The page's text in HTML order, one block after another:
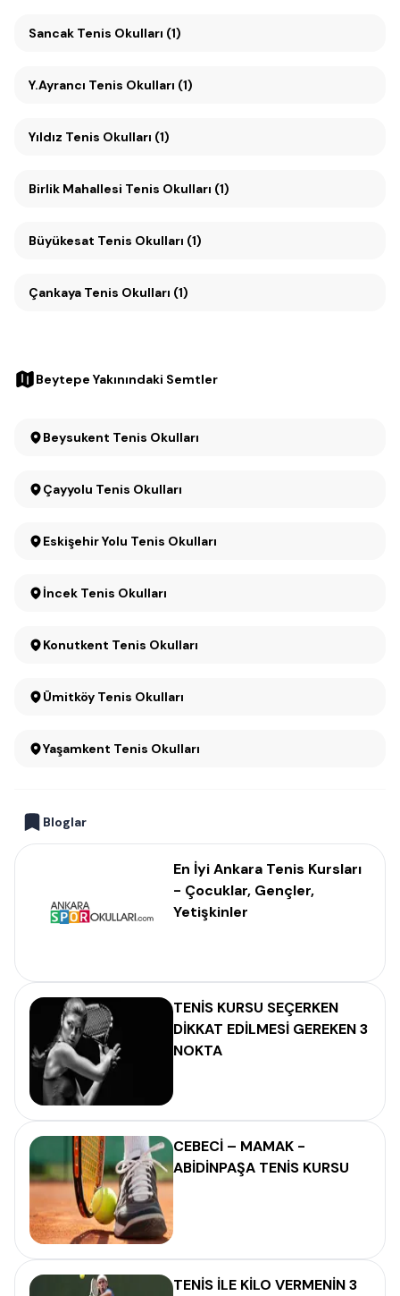
Sancak Tenis Okulları (1)
Y.Ayrancı Tenis Okulları (1)
Yıldız Tenis Okulları (1)
Birlik Mahallesi Tenis Okulları (1)
Büyükesat Tenis Okulları (1)
Çankaya Tenis Okulları (1)
Beytepe Yakınındaki Semtler
Beysukent Tenis Okulları
Çayyolu Tenis Okulları
Eskişehir Yolu Tenis Okulları
İncek Tenis Okulları
Konutkent Tenis Okulları
Ümitköy Tenis Okulları
Yaşamkent Tenis Okulları
Bloglar
En İyi Ankara Tenis Kursları
- Çocuklar, Gençler,
Yetişkinler
TENİS KURSU SEÇERKEN
DİKKAT EDİLMESİ GEREKEN 3
NOKTA
CEBECİ – MAMAK -
ABİDİNPAŞA TENİS KURSU
TENİS İLE KİLO VERMENİN 3